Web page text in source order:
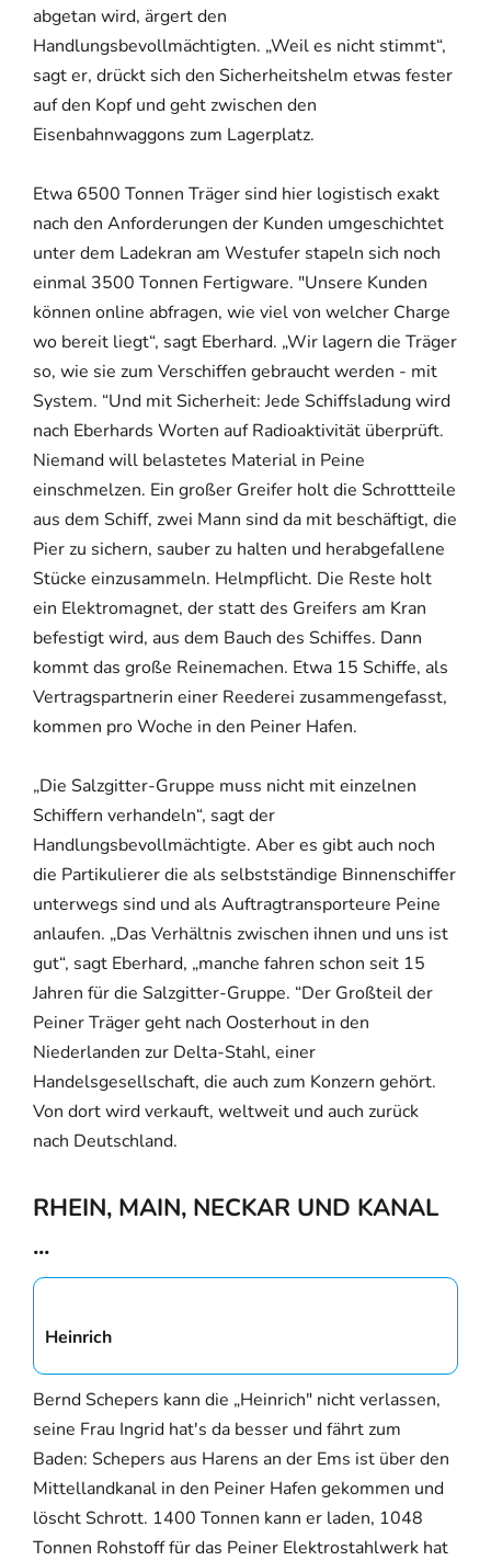
abgetan wird, ärgert den
Handlungsbevollmächtigten. „Weil es nicht stimmt“,
sagt er, drückt sich den Sicherheitshelm etwas fester
auf den Kopf und geht zwischen den
Eisenbahnwaggons zum Lagerplatz.
Etwa 6500 Tonnen Träger sind hier logistisch exakt
nach den Anforderungen der Kunden umgeschichtet
unter dem Ladekran am Westufer stapeln sich noch
einmal 3500 Tonnen Fertigware. "Unsere Kunden
können online abfragen, wie viel von welcher Charge
wo bereit liegt“, sagt Eberhard. „Wir lagern die Träger
so, wie sie zum Verschiffen gebraucht werden - mit
System. “Und mit Sicherheit: Jede Schiffsladung wird
nach Eberhards Worten auf Radioaktivität überprüft.
Niemand will belastetes Material in Peine
einschmelzen. Ein großer Greifer holt die Schrottteile
aus dem Schiff, zwei Mann sind da mit beschäftigt, die
Pier zu sichern, sauber zu halten und herabgefallene
Stücke einzusammeln. Helmpflicht. Die Reste holt
ein Elektromagnet, der statt des Greifers am Kran
befestigt wird, aus dem Bauch des Schiffes. Dann
kommt das große Reinemachen. Etwa 15 Schiffe, als
Vertragspartnerin einer Reederei zusammengefasst,
kommen pro Woche in den Peiner Hafen.
„Die Salzgitter-Gruppe muss nicht mit einzelnen
Schiffern verhandeln“, sagt der
Handlungsbevollmächtigte. Aber es gibt auch noch
die Partikulierer die als selbstständige Binnenschiffer
unterwegs sind und als Auftragtransporteure Peine
anlaufen. „Das Verhältnis zwischen ihnen und uns ist
gut“, sagt Eberhard, „manche fahren schon seit 15
Jahren für die Salzgitter-Gruppe. “Der Großteil der
Peiner Träger geht nach Oosterhout in den
Niederlanden zur Delta-Stahl, einer
Handelsgesellschaft, die auch zum Konzern gehört.
Von dort wird verkauft, weltweit und auch zurück
nach Deutschland.
RHEIN, MAIN, NECKAR UND KANAL
...
Heinrich
Bernd Schepers kann die „Heinrich" nicht verlassen,
seine Frau Ingrid hat's da besser und fährt zum
Baden: Schepers aus Harens an der Ems ist über den
Mittellandkanal in den Peiner Hafen gekommen und
löscht Schrott. 1400 Tonnen kann er laden, 1048
Tonnen Rohstoff für das Peiner Elektrostahlwerk hat